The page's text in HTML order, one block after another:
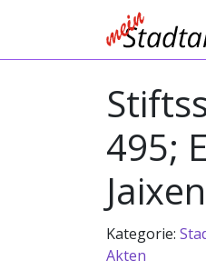
495;
Kategorie:
Akten